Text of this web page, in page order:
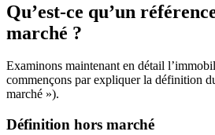
Qu’est-ce qu’un
marché ?
Examinons maintenant en détail
commençons par expliquer la définition
marché »).
Définition hors marché